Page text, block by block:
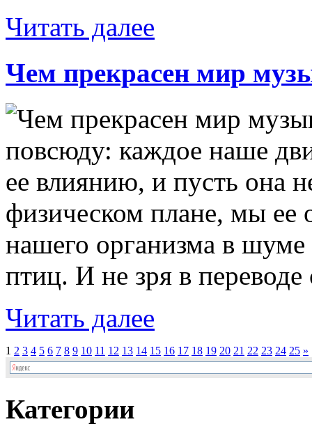
Читать далее
Чем прекрасен мир
повсюду: каждое наше
ее влиянию, и пусть она
физическом плане, мы
нашего организма в
птиц. И не зря в переводе
Читать далее
1 2 3 4 5 6 7 8 9 10 11 12 13 14 15 16 17 18 19 20 21 22 23 24 25 »
Категории